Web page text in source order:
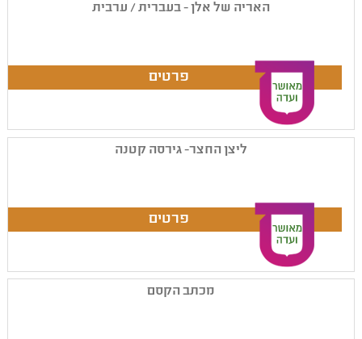
האריה של אלן - בעברית / ערבית
ליצן החצר- גירסה קטנה
מכתב הקסם